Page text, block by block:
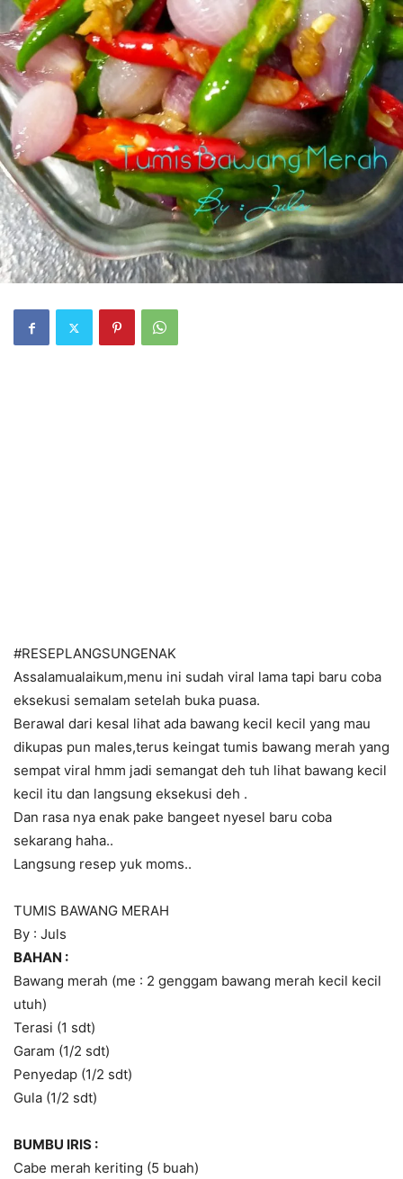
#RESEPLANGSUNGENAK
Assalamualaikum,menu ini sudah viral lama tapi baru coba
eksekusi semalam setelah buka puasa.
Berawal dari kesal lihat ada bawang kecil kecil yang mau
dikupas pun males,terus keingat tumis bawang merah yang
sempat viral hmm jadi semangat deh tuh lihat bawang kecil
kecil itu dan langsung eksekusi deh .
Dan rasa nya enak pake bangeet nyesel baru coba
sekarang haha..
Langsung resep yuk moms..
TUMIS BAWANG MERAH
By : Juls
BAHAN :
Bawang merah (me : 2 genggam bawang merah kecil kecil
utuh)
Terasi (1 sdt)
Garam (1/2 sdt)
Penyedap (1/2 sdt)
Gula (1/2 sdt)
BUMBU IRIS :
Cabe merah keriting (5 buah)